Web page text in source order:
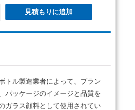
見積もりに追加
トル製造業者によって、ブラン
パッケージのイメージと品質を
ガラス顔料として使用されてい